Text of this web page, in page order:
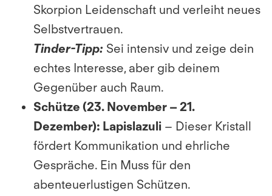
Skorpion Leidenschaft und verleiht neues
Selbstvertrauen.
Tinder-Tipp: Sei intensiv und zeige dein
echtes Interesse, aber gib deinem
Gegenüber auch Raum.
Schütze (23. November – 21.
Dezember): Lapislazuli – Dieser Kristall
fördert Kommunikation und ehrliche
Gespräche. Ein Muss für den
abenteuerlustigen Schützen.